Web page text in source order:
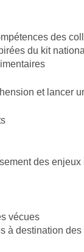
des
du kit national
et lancer
des
vécues
à destination